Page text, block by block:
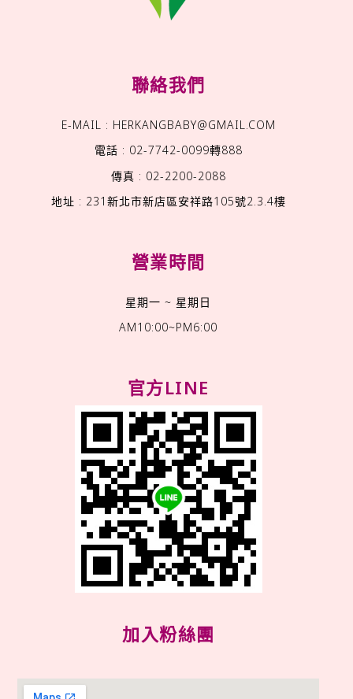
聯絡我們
E-MAIL : HERKANGBABY@GMAIL.COM
電話 : 02-7742-0099轉888
傳真 : 02-2200-2088
地址 : 231新北市新店區安祥路105號2.3.4樓
營業時間
星期一 ~ 星期日
AM10:00~PM6:00
官方LINE
加入粉絲團